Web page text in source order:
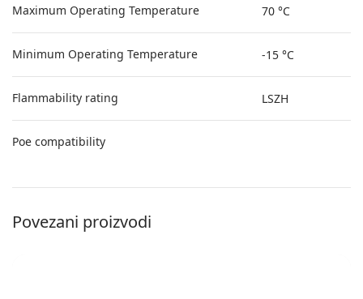
Maximum Operating Temperature 70 °C
Minimum Operating Temperature -15 °C
Flammability rating LSZH
Poe compatibility
Povezani proizvodi